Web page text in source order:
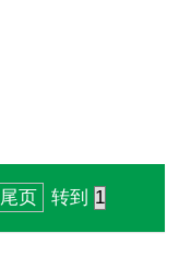
尾页 转到